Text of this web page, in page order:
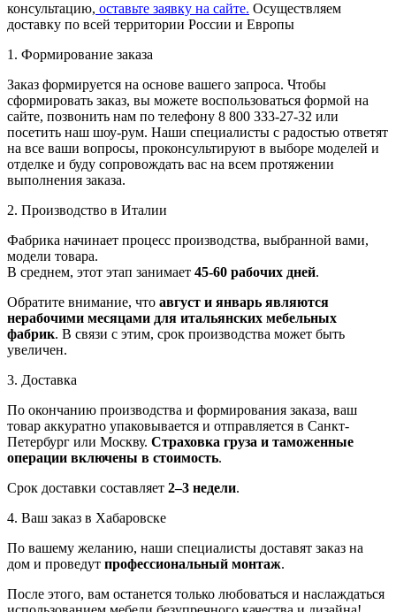
консультацию, оставьте заявку на сайте. Осуществляем
доставку по всей территории России и Европы
1. Формирование заказа
Заказ формируется на основе вашего запроса. Чтобы
сформировать заказ, вы можете воспользоваться формой на
сайте, позвонить нам по телефону 8 800 333-27-32 или
посетить наш шоу-рум. Наши специалисты с радостью ответят
на все ваши вопросы, проконсультируют в выборе моделей и
отделке и буду сопровождать вас на всем протяжении
выполнения заказа.
2. Производство в Италии
Фабрика начинает процесс производства, выбранной вами,
модели товара.
В среднем, этот этап занимает 45-60 рабочих дней.
Обратите внимание, что август и январь являются
нерабочими месяцами для итальянских мебельных
фабрик. В связи с этим, срок производства может быть
увеличен.
3. Доставка
По окончанию производства и формирования заказа, ваш
товар аккуратно упаковывается и отправляется в Санкт-
Петербург или Москву. Страховка груза и таможенные
операции включены в стоимость.
Срок доставки составляет 2–3 недели.
4. Ваш заказ в Хабаровске
По вашему желанию, наши специалисты доставят заказ на
дом и проведут профессиональный монтаж.
После этого, вам останется только любоваться и наслаждаться